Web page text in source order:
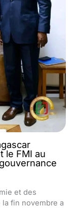
le FMI au
et des
la fin novembre a